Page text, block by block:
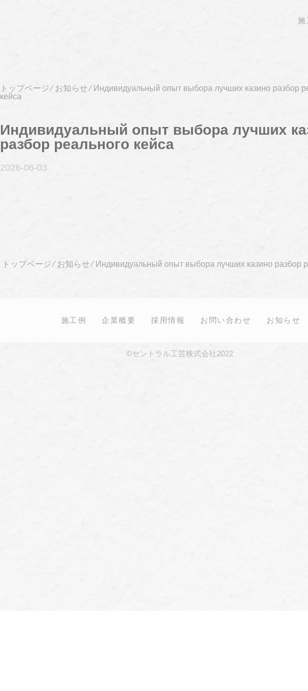
施
トップページ⁄ お知らせ⁄ Индивидуальный опыт выбора лучших казино разбор
кейса
Индивидуальный опыт выбора лучших
разбор реального кейса
2026-06-03
トップページ⁄ お知らせ⁄ Индивидуальный опыт выбора лучших казино разбор
施工例 企業概要 採用情報 お問い合わせ お知らせ
©セントラル工芸株式会社2022